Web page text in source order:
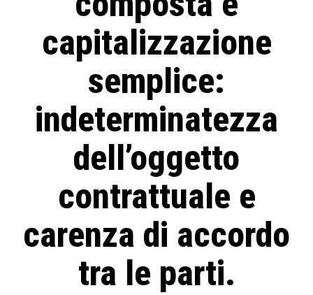
capitalizzazione
semplice:
indeterminatezza
dell’oggetto
contrattuale e
carenza di accordo
tra le parti.